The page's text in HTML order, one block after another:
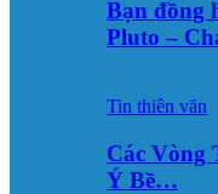
Bạn đồng
Pluto –
Tin thiên văn
Các Vòng
Ý Bề…